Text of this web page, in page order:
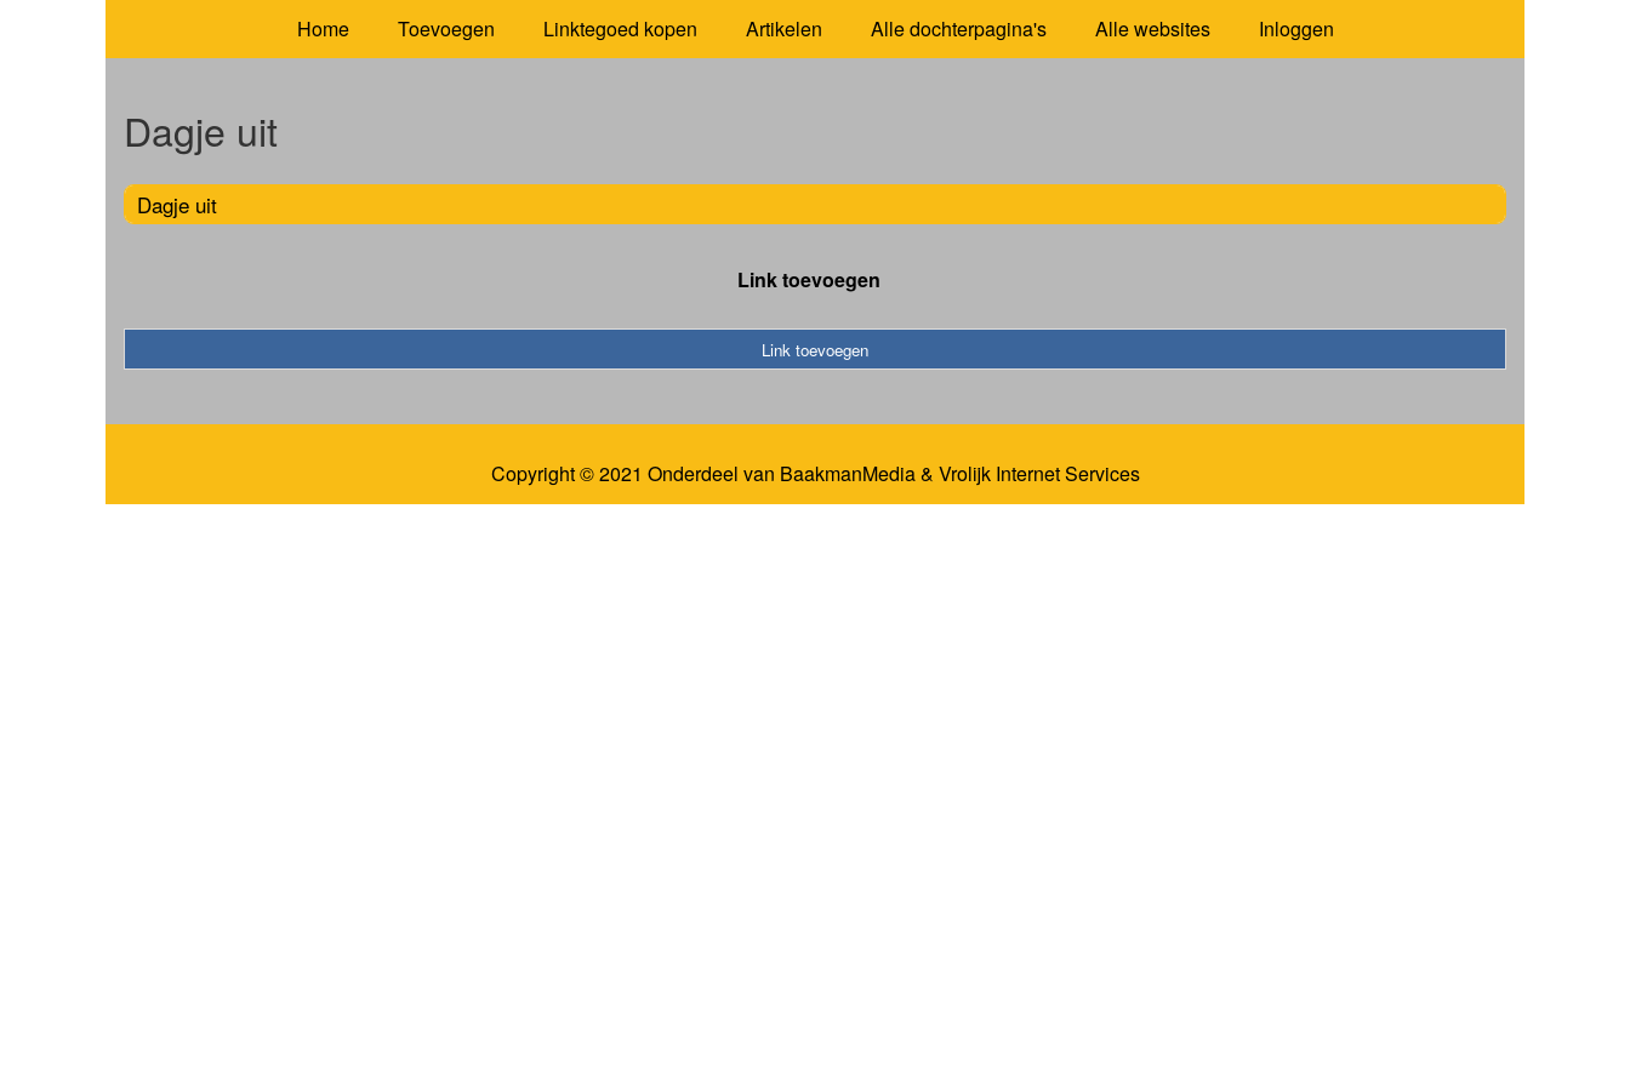
Home Toevoegen Linktegoed kopen Artikelen Alle dochterpagina's Alle websites Inloggen
Dagje uit
Dagje uit
Link toevoegen
Link toevoegen
Copyright © 2021 Onderdeel van BaakmanMedia& Vrolijk Internet Services